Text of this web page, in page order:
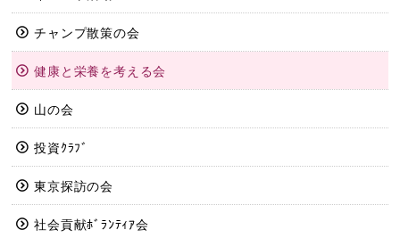
チャンプ散策の会
健康と栄養を考える会
山の会
投資ｸﾗﾌﾞ
東京探訪の会
社会貢献ﾎﾞﾗﾝﾃｨｱ会